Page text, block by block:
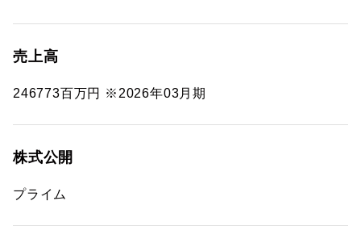
売上高
246773百万円 ※2026年03月期
株式公開
プライム